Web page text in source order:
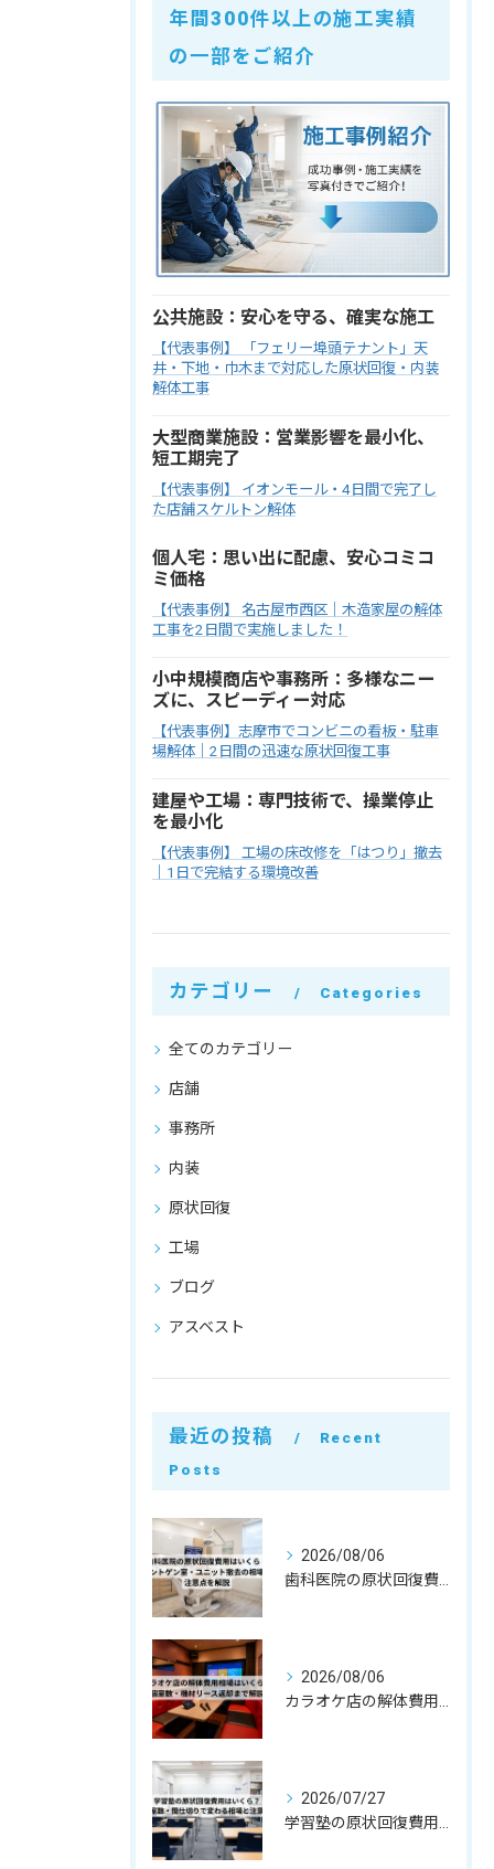
年間300件以上の施工実績
の一部をご紹介
公共施設：安心を守る、確実な施工
【代表事例】 「フェリー埠頭テナント」天
井・下地・巾木まで対応した原状回復・内装
解体工事
大型商業施設：営業影響を最小化、
短工期完了
【代表事例】 イオンモール・4日間で完了し
た店舗スケルトン解体
個人宅：思い出に配慮、安心コミコ
ミ価格
【代表事例】 名古屋市西区｜木造家屋の解体
工事を2日間で実施しました！
小中規模商店や事務所：多様なニー
ズに、スピーディー対応
【代表事例】志摩市でコンビニの看板・駐車
場解体｜2日間の迅速な原状回復工事
建屋や工場：専門技術で、操業停止
を最小化
【代表事例】 工場の床改修を「はつり」撤去
｜1日で完結する環境改善
カテゴリー Categories
全てのカテゴリー
店舗
事務所
内装
原状回復
工場
ブログ
アスベスト
最近の投稿
Recent
Posts
2026/08/06
2026/08/06
2026/07/27